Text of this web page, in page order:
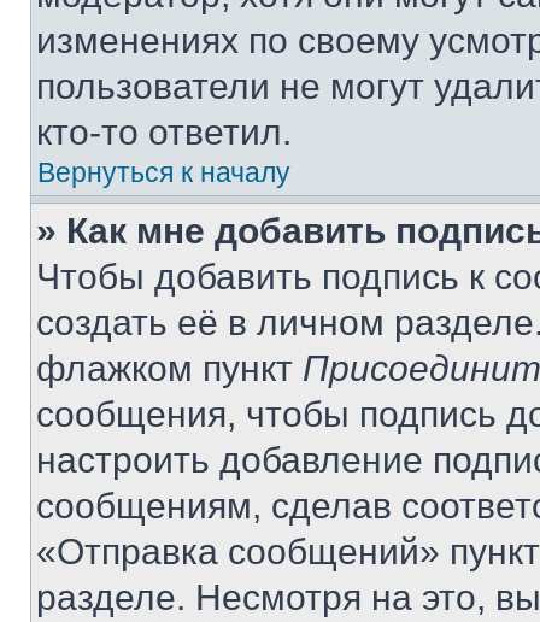
изменениях по своему
пользователи не могут
кто-то ответил.
Вернуться к началу
» Как мне добавить
Чтобы добавить подпись к
создать её в личном
флажком пункт
сообщения, чтобы подпись
настроить добавление
сообщениям, сделав
«Отправка сообщений»
разделе. Несмотря на это,